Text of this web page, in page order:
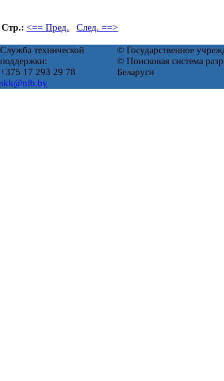
Стр.: <== Пред. След. ==>
Служба технической
поддержки:
+375 17 293 29 78
skk@nlb.by
© Государственное
© Поисковая система
Беларуси